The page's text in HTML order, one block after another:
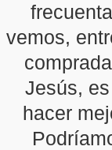
vemos,
Jesús,
hacer